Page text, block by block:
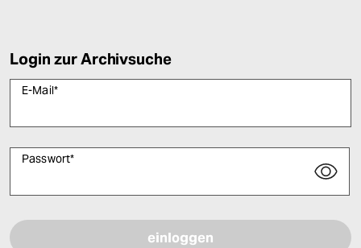
Login zur Archivsuche
E-Mail*
Passwort*